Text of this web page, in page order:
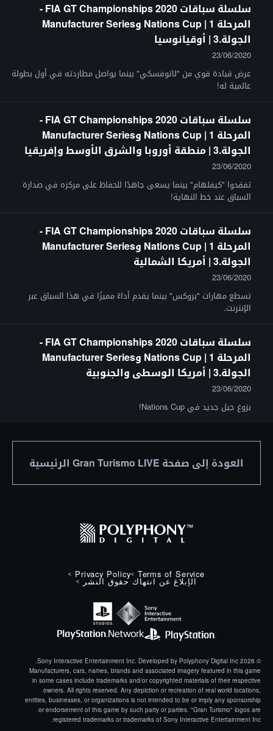
سلسلة سباقات FIA GT Championships 2020 -
المرحلة 1 | Nations Cup وManufacturer Series
الجولة.3 | أوقيانوسيا
23/06/2020
عرض قيادة قوي من "لاتوفسكي" بينما يواصل مطاردته في أول بطولة
عالمية له!
سلسلة سباقات FIA GT Championships 2020 -
المرحلة 1 | Nations Cup وManufacturer Series
الجولة.3 | منطقة أوروبا والشرق الأوسط وإفريقيا
23/06/2020
تفقدوا "كيفلهام" بينما يسعى جاهدًا للحفاظ على مركزه في صدارة
السباق عند خط النهاية!
سلسلة سباقات FIA GT Championships 2020 -
المرحلة 1 | Nations Cup وManufacturer Series
الجولة.3 | أمريكا الشمالية
23/06/2020
تسطع مهارات "بروكس" بينما يقدم أداءً مميزًا في هذا السباق عبر
الإنترنت.
سلسلة سباقات FIA GT Championships 2020 -
المرحلة 1 | Nations Cup وManufacturer Series
الجولة.3 | أمريكا الوسطى والجنوبية
23/06/2020
بزوغ جيل جديد في Nations Cup!
العودة إلى صفحة Gran Turismo LIVE الرئيسية
Terms of Service
Privacy Policy
الإبلاغ عن انتهاك حقوق النشر
© 2026 Sony Interactive Entertainment Inc. Developed by Polyphony Digital Inc.
Manufacturers, cars, names, brands and associated imagery featured in this game
in some cases include trademarks and/or copyrighted materials of their respective
owners. All rights reserved. Any depiction or recreation of real world locations,
entities, businesses, or organizations is not intended to be or imply any sponsorship
or endorsement of this game by such party or parties. "Gran Turismo" logos are
registered trademarks or trademarks of Sony Interactive Entertainment Inc.